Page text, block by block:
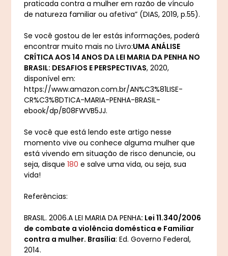
praticada contra a mulher em razão de vínculo
de natureza familiar ou afetiva” (DIAS, 2019, p.55).
Se você gostou de ler estás informações, poderá
encontrar muito mais no Livro:UMA ANÁLISE
CRÍTICA AOS 14 ANOS DA LEI MARIA DA PENHA NO
BRASIL: DESAFIOS E PERSPECTIVAS, 2020,
disponível em:
https://www.amazon.com.br/AN%C3%81LISE-
CR%C3%8DTICA-MARIA-PENHA-BRASIL-
ebook/dp/B08FWVB5JJ.
Se você que está lendo este artigo nesse
momento vive ou conhece alguma mulher que
está vivendo em situação de risco denuncie, ou
seja, disque180e salve uma vida, ou seja, sua
vida!
Referências:
BRASIL. 2006.A LEI MARIA DA PENHA: Lei 11.340/2006
de combate a violência doméstica e Familiar
contra a mulher. Brasília: Ed. Governo Federal,
2014.